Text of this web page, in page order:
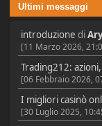
Ultimi messaggi
introduzione di
[11 Marzo 2026,
Trading212: azioni,
[06 Febbraio 2026,
I migliori casinò
[30 Luglio 2025,